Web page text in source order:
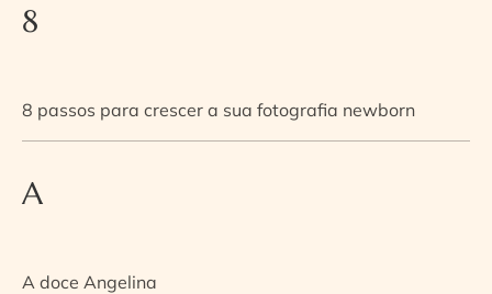
8
8 passos para crescer a sua fotografia newborn
A
A doce Angelina